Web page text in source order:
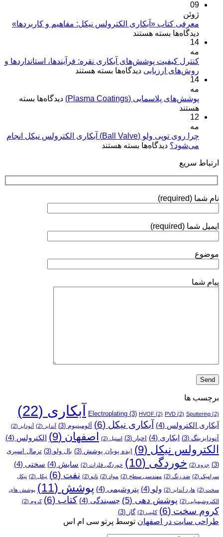
09
ژوئن
معرفی کتاب «آبکاری الکترولس نیکل: مفاهیم و کاربردها»
دیدگاه‌ها برای
«آبکاری
الکترولس
و
بسته هستند
14
مه
کنترل کیفیت پوشش‌های آبکاری نقره: فرآیندها، استانداردها و
روش‌های ارزیابی دیدگاه‌ها برای
پوشش‌های
استانداردها
و
بسته هستند
14
مه
پوشش‌های پلاسمایی (Plasma Coatings)
دیدگاه‌ها برای
Coatings)
بسته
هستند
12
مه
چرا روی توپی‌ ولو (Ball Valve) آبکاری الکترولس نیکل انجام
می‌شود؟ دیدگاه‌ها برای
ولو
نیکل
بسته هستند
ارتباط سریع
نام شما (required)
ایمیل شما (required)
موضوع
پیام شما
برچسب ها
Electroplating (3) HVOF (2) PVD (2) Sputtering (2) آبکاری (22)
آبکاری الکترولس (4) آبکاری نیکل (6) آلومینیوم (3) آندایز (2) آنودایز (2)
آنودایزینگ (3) ابکاری (4) اخبار (3) استیل (2) اصفهان (9) الکترولس (4)
الکترولس نیکل (9) ایده پویان پوشش (3) بال ولو (3)
ترمال اسپری
(3)
جزوه (2) خوردگی (10) خوردگی فلزات (2) سایش (4) سختی (4)
سرامیک (2) ضد زنگ (2) مهندسی سطح (2) مواد (2) نانو (2) نفت (6) نیکل (2) نیکل
سخت (2) هارد آندایز (2) ولو (4) پتروشیمی (4) پوشش (11)
پوشش­ های
الکتروشیمیایی (2) پوشش دهی (5) چسبندگی (4) کتاب (6) کروم (2)
کروم سخت (6) کلیپ (2) گاز (3)
طراحی سایت در اصفهان توسط پرتو سی ام اس